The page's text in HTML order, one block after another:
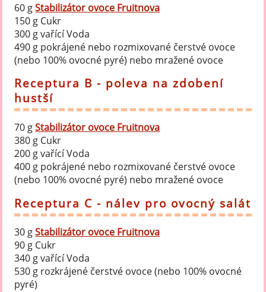
60 gStabilizátor ovoce Fruitnova
150 g Cukr
300 g vařící Voda
490 g pokrájené nebo rozmixované čerstvé ovoce
(nebo 100% ovocné pyré) nebo mražené ovoce
Receptura B - poleva na zdobení
hustší
70 gStabilizátor ovoce Fruitnova
380 g Cukr
200 g vařící Voda
400 g pokrájené nebo rozmixované čerstvé ovoce
(nebo 100% ovocné pyré) nebo mražené ovoce
Receptura C - nálev pro ovocný salát
30 gStabilizátor ovoce Fruitnova
90 g Cukr
340 g vařící Voda
530 g rozkrájené čerstvé ovoce (nebo 100% ovocné
pyré)